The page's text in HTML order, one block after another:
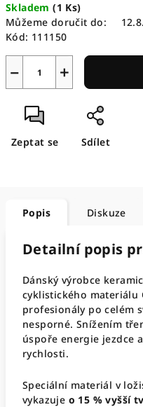
cena:
Skladem(1 Ks)
Můžeme doručit do:
Kód: 111150
+
−
Zeptat se Sdílet
Popis Diskuze
Detailní popis
Dánský výrobce
cyklistického materiálu
profesionály po celém
nesporné. Snížením
úspoře energie jezdce
rychlosti.
Speciální materiál v
vykazuje o 15 % vyšší